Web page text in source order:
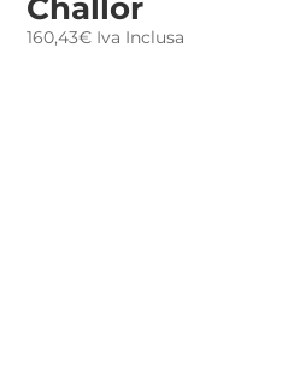
Challor
160,43€ Iva Inclusa